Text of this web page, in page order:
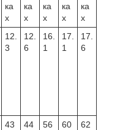
ка
х
ка
х
ка
х
ка
х
ка
х
12.
3
12.
6
16.
1
17.
1
17.
6
43
44
56
60
62